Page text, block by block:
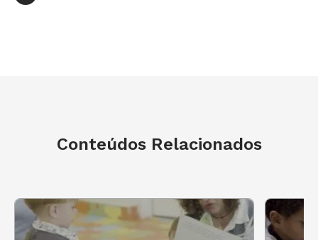
Nesta série em vídeo, BNCC na Prática,
produzida por NOVA ESCOLA com a
Conteúdos Relacionados